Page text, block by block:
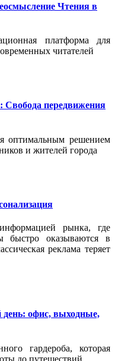
Чтения в
платформа для
читателей
Свобода передвижения
оптимальным решением
и жителей города
рынка, где
быстро оказываются в
реклама теряет
день: офис, выходные,
гардероба, которая
до путешествий